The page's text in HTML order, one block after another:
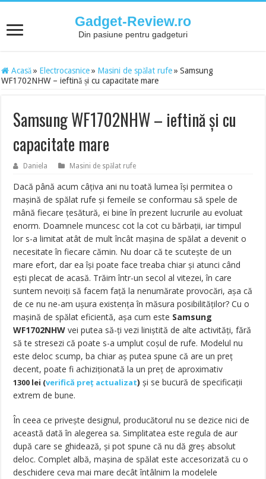
Gadget-Review.ro
Din pasiune pentru gadgeturi
Acasă » Electrocasnice » Masini de spălat rufe » Samsung
WF1702NHW – ieftină și cu capacitate mare
Samsung WF1702NHW – ieftină și cu
capacitate mare
Daniela Masini de spălat rufe
Dacă până acum câțiva ani nu toată lumea își permitea o
mașină de spălat rufe și femeile se conformau să spele de
mână fiecare țesătură, ei bine în prezent lucrurile au evoluat
enorm. Doamnele muncesc cot la cot cu bărbații, iar timpul
lor s-a limitat atât de mult încât mașina de spălat a devenit o
necesitate în fiecare cămin. Nu doar că te scutește de un
mare efort, dar ea își poate face treaba chiar și atunci când
ești plecat de acasă. Trăim într-un secol al vitezei, în care
suntem nevoiți să facem față la nenumărate provocări, așa că
de ce nu ne-am ușura existența în măsura posibilităților? Cu o
mașină de spălat eficientă, așa cum este Samsung
WF1702NHW vei putea să-ți vezi liniștită de alte activități, fără
să te stresezi că poate s-a umplut coșul de rufe. Modelul nu
este deloc scump, ba chiar aș putea spune că are un preț
decent, poate fi achiziționată la un preț de aproximativ
1300 lei (verifică preț actualizat)și se bucură de specificații
extrem de bune.
În ceea ce privește designul, producătorul nu se dezice nici de
această dată în alegerea sa. Simplitatea este regula de aur
după care se ghidează, și pot spune că nu dă greș absolut
deloc. Complet albă, mașina de spălat este accesorizată cu o
deschidere ceva mai mare decât întâlnim la modelele